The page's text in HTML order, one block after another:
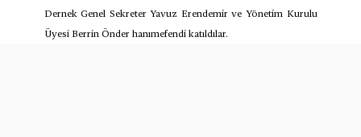
Dernek Genel Sekreter Yavuz Erendemir ve Yönetim Kurulu
Üyesi Berrin Önder hanımefendi katıldılar.